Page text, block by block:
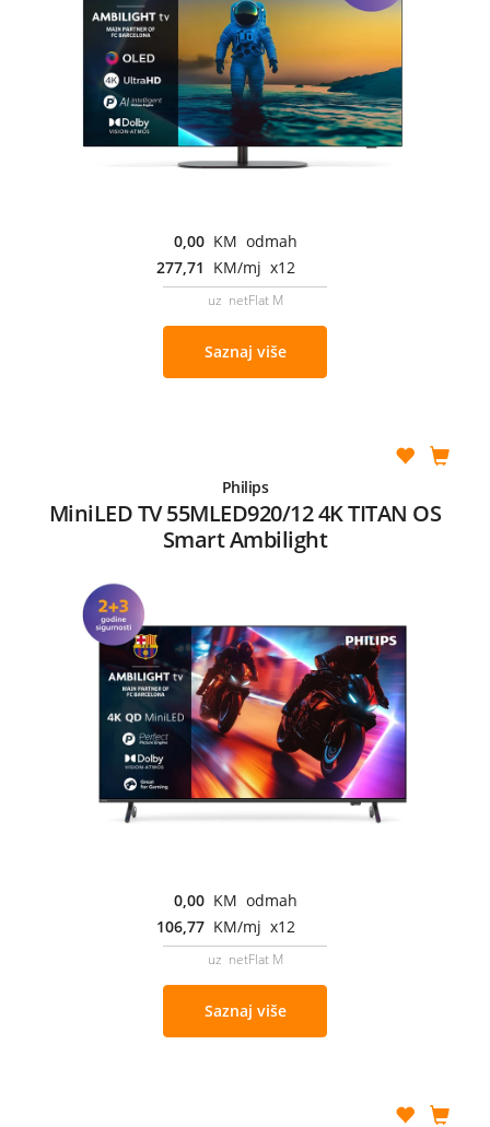
0,00 KM odmah
277,71 KM/mj x12
uz netFlat M
Saznaj više
Philips
MiniLED TV 55MLED920/12 4K TITAN OS
Smart Ambilight
0,00 KM odmah
106,77 KM/mj x12
uz netFlat M
Saznaj više